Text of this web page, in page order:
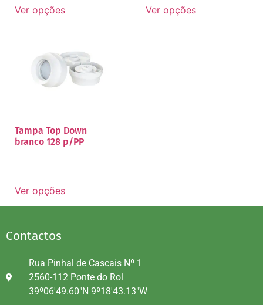
Ver opções Ver opções
Tampa Top Down
branco 128 p/PP
Ver opções
Contactos
Rua Pinhal de Cascais Nº 1
2560-112 Ponte do Rol
39º06'49.60"N 9º18'43.13"W